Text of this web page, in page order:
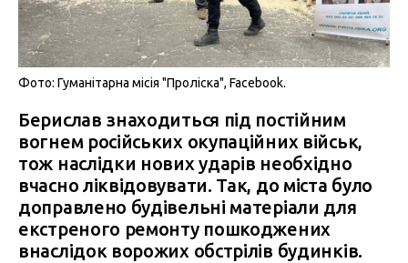
Фото: Гуманітарна місія "Проліска", Facebook.
Берислав знаходиться під постійним
вогнем російських окупаційних військ,
тож наслідки нових ударів необхідно
вчасно ліквідовувати. Так, до міста було
доправлено будівельні матеріали для
екстреного ремонту пошкоджених
внаслідок ворожих обстрілів будинків.